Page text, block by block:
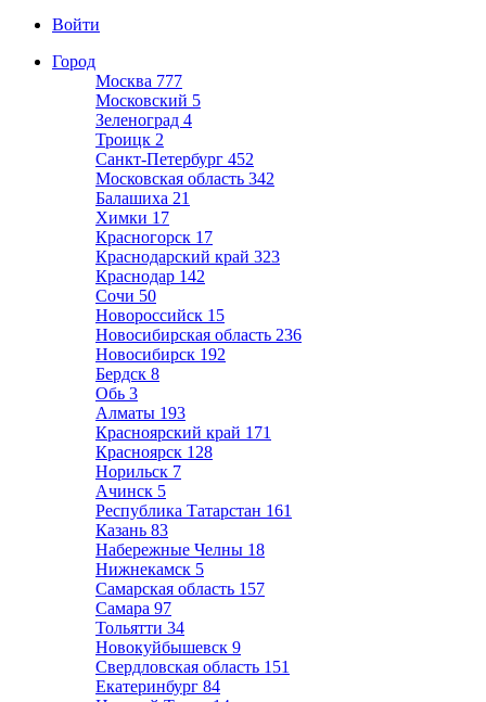
Войти
Город
Москва 777
Московский 5
Зеленоград 4
Троицк 2
Санкт-Петербург 452
Московская область 342
Балашиха 21
Химки 17
Красногорск 17
Краснодарский край 323
Краснодар 142
Сочи 50
Новороссийск 15
Новосибирская область 236
Новосибирск 192
Бердск 8
Обь 3
Алматы 193
Красноярский край 171
Красноярск 128
Норильск 7
Ачинск 5
Республика Татарстан 161
Казань 83
Набережные Челны 18
Нижнекамск 5
Самарская область 157
Самара 97
Тольятти 34
Новокуйбышевск 9
Свердловская область 151
Екатеринбург 84